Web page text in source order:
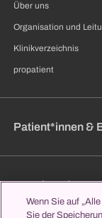
Über uns
Organisation und
Klinikverzeichnis
propatient
Patient*innen &
Zuweisende
Wenn Sie auf
Sie der